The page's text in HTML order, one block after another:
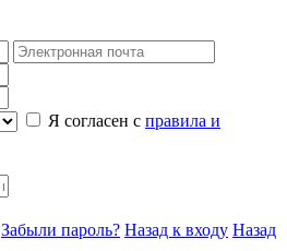
Я согласен с правила и
Забыли пароль? Назад к входу Назад